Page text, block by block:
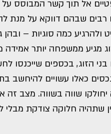
אל תוך קשר המבוסס
רבים שבהם דווקא על מנת
ולהרגיע כמה סוגיות – ובהן
מגיע ממשפחה יותר אמידה
הזוג, בכספים שייכנסו
כאלו עשויים להיחשב
שווה בשווה. מצב זה
שתהיה חלוקה צודקת מבלי